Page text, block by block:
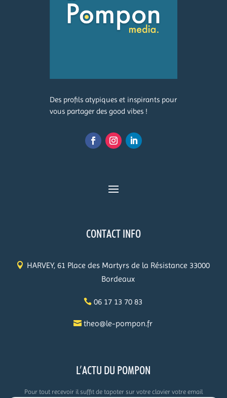
Des profils atypiques et inspirants pour
vous partager des good vibes !
CONTACT INFO
HARVEY, 61 Place des Martyrs de la Résistance 33000
Bordeaux
06 17 13 70 83
theo@le-pompon.fr
L’ACTU DU POMPON
Pour tout recevoir il suffit de tapoter sur votre clavier votre email